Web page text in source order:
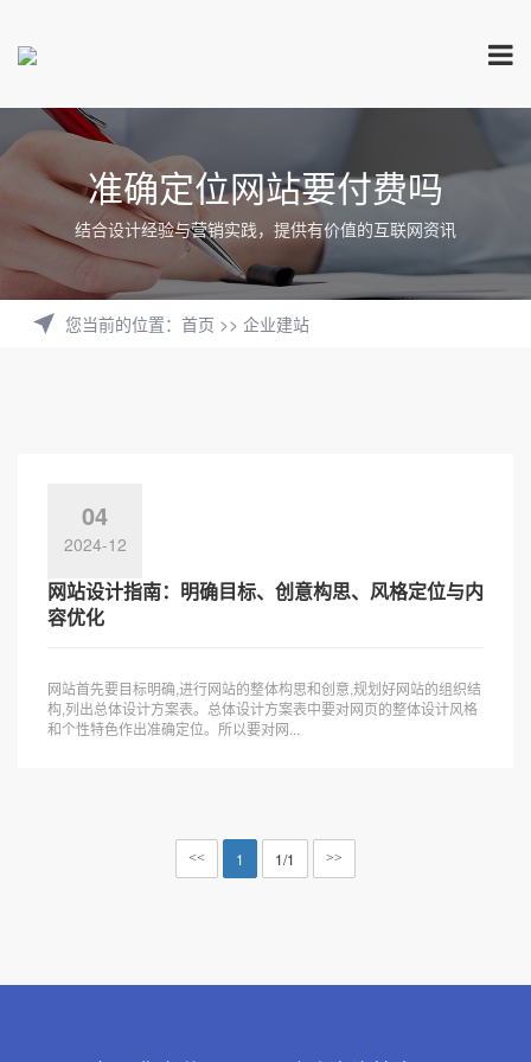
准确定位网站要付费吗
结合设计经验与营销实践，提供有价值的互联网资讯
您当前的位置： 首页 >> 企业建站
04
2024-12
网站设计指南：明确目标、创意构思、风格定位与内
容优化
网站首先要目标明确,进行网站的整体构思和创意,规划好网站的组织结
构,列出总体设计方案表。总体设计方案表中要对网页的整体设计风格
和个性特色作出准确定位。所以要对网...
<< 1 1/1 >>